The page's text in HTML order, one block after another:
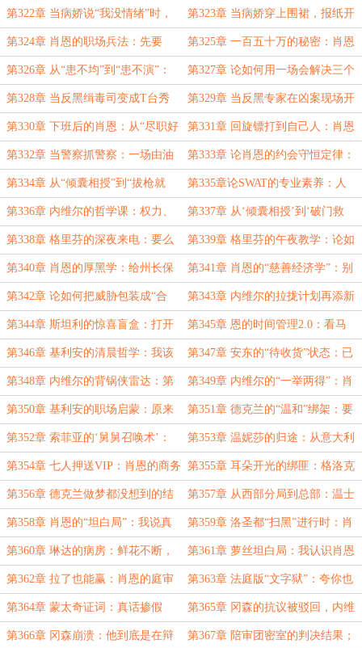
拉斯维加斯找姑娘，有人在家被没收
红包
扮，钢铁直男倒头就睡
第322章 当病娇说“我没情绪”时，
肖恩的选择是物理疗法！
第323章 当病娇穿上围裙，报纸开
始吹彩虹屁
第324章 肖恩的职场兵法：先要
钱，再要权，最后让领导无话可说
第325章 一百五十万的秘密：肖恩
的左右逢源与莫妮卡的死亡凝视
第326章 从“患不均”到“患不演”：
肖恩的职场哲学
第327章 论如何用一场会解决三个
问题：分钱、封口、拍纪录片
第328章 当反黑缉毒司变成T台秀
场：西装、香水与突如其来的凶案现
场
第329章 当反黑专家在凶案现场开
课：纹身识别入门与帮派穿搭指南！
第330章 下班后的肖恩：从“尽职好
警察”到“参谋内衣专家”
第331章 回旋镖打到自己人：肖恩
第一次体验“被执法”
第332章 当警察抓警察：一场由油
腻男引发的史诗级乌龙
第333章 论肖恩的约会守恒定律：
浪漫总会以意想不到的方式翻车
第334章 从“倾囊相授”到“拔枪就
走”：肖恩的约会都逃不过加班魔
咒。
第335章论SWAT的专业素养：人
质？没有。活口？也不需要。
第336章 内维尔的哲学课：权力、
红酒与吊环的辩证关系
第337章 从‘倾囊相授’到‘破门救
人’：肖恩的魔幻一夜
第338章 格里芬的深夜来电：要么
站队，要么被“波兰”！
第339章 格里芬的午夜教学：论如
何用‘欣赏’包装一场利益算计
第340章 肖恩的厚黑学：给州长保
姆送股份，比直接送钱有用多了
第341章 肖恩的“慈善经济学”：别
人的脏钱，自己的功德
第342章 论如何把威胁包装成“合
作”：内维尔的PUA话术大全
第343章 内维尔的拉拢计划再添新
招：美人计升级版——送货上门！
第344章 斯坦利的惊喜盲盒：打开
是个毒贩，关上是个人情
第345章 恩的时间管理2.0：看马
戏、提毒贩、吃早餐、回家睡觉
第346章 基利安的清晨哲学：我该
不该提醒安东，他要找的人就在旁
边？
第347章 安东的“待收货”状态：已
埋入坑中，等待杰弗里签收
第348章 内维尔的背锅侠雷达：第
一反应永远是兰道夫
第349章 内维尔的“一举两得”：肖
恩活着就收编，肖恩死了就扫黑
第350章 基利安的职场启蒙：原来
拒绝收买的代价，是被人盯上
第351章 德克兰的“温和”绑架：要
活的，要完整的，要能上谈判桌的
第352章 索菲亚的‘舅舅召唤术’：
刚说想舅舅，舅舅的仇人就来了
第353章 温妮莎的归途：从意大利
面到连环枪战，只需一个右转
第354章 七人押送VIP：肖恩的商务
车待遇
第355章 耳朵开光的绑匪：格洛克
和M1911，听声辨枪
第356章 德克兰做梦都没想到的结
局
第357章 从西部分局到总部：温士
顿追过来骂人
第358章 肖恩的“坦白局”：我说真
话，你们不信，那去问活口啊
第359章 洛圣都“扫黑”进行时：肖
恩还没倒，街面先清净了
第360章 琳达的病房：鲜花不断，
补品不停，情敌上门
第361章 萝丝坦白局：我认识肖恩
比你早，而且不会放手！
第362章 拉了也能赢：肖恩的庭审
底气
第363章 法庭版“文字狱”：夸你也
成罪证！
第364章 蒙太奇证词：真话掺假
话，杀人诛心
第365章 冈森的抗议被驳回，内维
尔的巴掌甩出去
第366章 冈森崩溃：他到底是在辩 第367章 陪审团密室的判决结果；